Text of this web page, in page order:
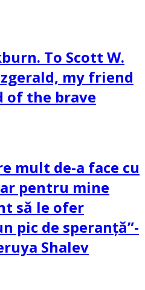
To Scott W.
my friend
of the brave
mult de-a face cu
pentru mine
să le ofer
pic de speranță”-
Shalev